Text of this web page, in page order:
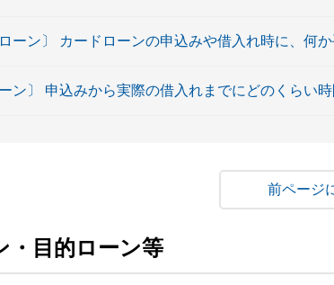
ローン〕 カードローンの申込みや借入れ時に、何
ーン〕 申込みから実際の借入れまでにどのくらい
・目的ローン等